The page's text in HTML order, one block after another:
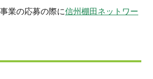
業の応募の際に信州棚田ネットワー